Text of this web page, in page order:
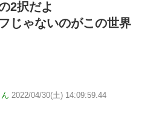
2択だよ
じゃないのがこの世界
2022/04/30(土) 14:09:59.44